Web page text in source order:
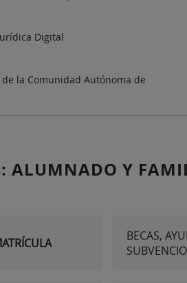
Digital
de la Comunidad Autónoma de
ALUMNADO Y
BECAS,